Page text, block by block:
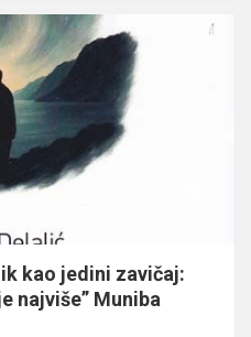
kao jedini zavičaj:
najviše” Muniba